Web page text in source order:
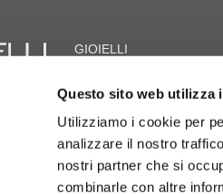
Questo sito web utilizza
Utilizziamo i cookie per
analizzare il nostro
nostri partner che si
combinarle con altre
GIOIELLI
Collane
Orecchini